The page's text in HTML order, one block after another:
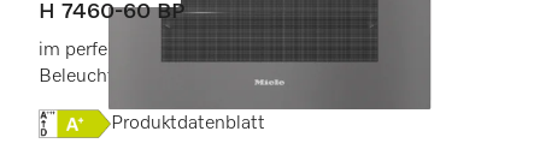
H 7460-60 BP
im perfekt kombinierbaren Design mit LED-
Beleuchtung und Pyrolyse.
Onlinelabel Image, Energielabel
Produktdatenblatt